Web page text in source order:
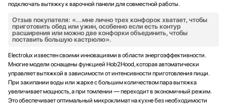
подключать вытяжку к варочной панели для совместной работы.
Отзыв покупателя: «...мне лично трех конфорок хватает, чтобы
приготовить обед или ужин, особенно если есть контур
расширения или можно две конфорки объединить, чтобы
поставить большую кастрюлю».
Electrolux известен своими инновациями в области энергоэффективности.
Многие модели оснащены функцией Hob2Hood, которая автоматически
управляет вытяжкой в зависимости от интенсивности приготовления пищи.
При закипании воды или жарке с большим количеством пара вытяжка
увеличивает мощность, а при томлении — переходит в экономичный режим.
Это обеспечивает оптимальный микроклимат на кухне без необходимости